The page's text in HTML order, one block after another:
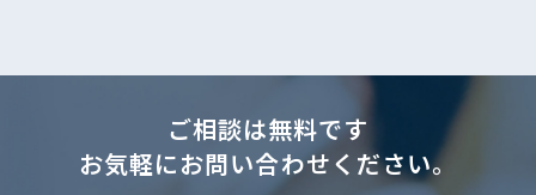
ご相談は無料です
お気軽にお問い合わせください。